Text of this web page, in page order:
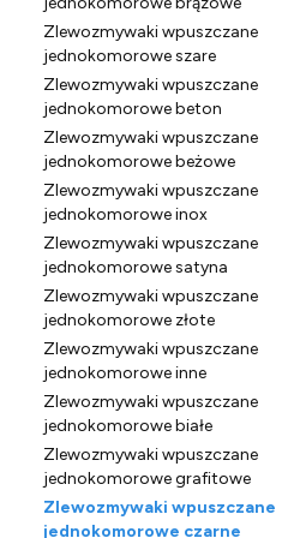
Zlewozmywaki wpuszczane
jednokomorowe szare
Zlewozmywaki wpuszczane
jednokomorowe beton
Zlewozmywaki wpuszczane
jednokomorowe beżowe
Zlewozmywaki wpuszczane
jednokomorowe inox
Zlewozmywaki wpuszczane
jednokomorowe satyna
Zlewozmywaki wpuszczane
jednokomorowe złote
Zlewozmywaki wpuszczane
jednokomorowe inne
Zlewozmywaki wpuszczane
jednokomorowe białe
Zlewozmywaki wpuszczane
jednokomorowe grafitowe
Zlewozmywaki wpuszczane
jednokomorowe czarne